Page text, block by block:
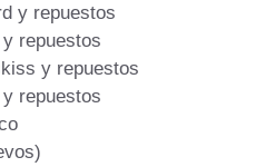
y repuestos
repuestos
y repuestos
repuestos